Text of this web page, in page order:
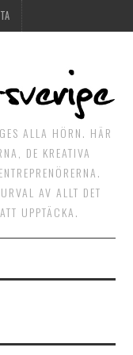
ALLA HÖRN. HÄR
DE KREATIVA
AV ALLT DET
UPPTÄCKA.